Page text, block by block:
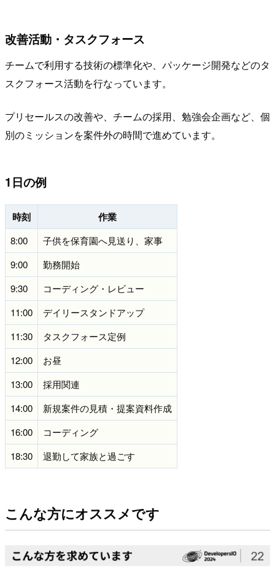
改善活動・タスクフォース
チームで利用する技術の標準化や、パッケージ開発などのタ
スクフォース活動を行なっています。
プリセールスの改善や、チームの採用、勉強会企画など、個
別のミッションを案件外の時間で進めています。
1日の例
時刻 作業
8:00
子供を保育園へ見送り、家事
9:00
勤務開始
9:30
コーディング・レビュー
11:00
デイリースタンドアップ
11:30
タスクフォース定例
12:00
お昼
13:00
採用関連
14:00
新規案件の見積・提案資料作成
16:00
コーディング
18:30
退勤して家族と過ごす
こんな方にオススメです